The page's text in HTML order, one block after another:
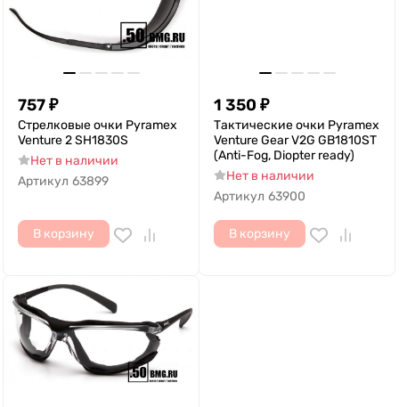
757₽
Стрелковые очки Pyramex
Venture 2 SH1830S
Нет в наличии
Артикул 63899
В корзину
1 350 ₽
Тактические очки Pyramex
Venture Gear V2G GB1810ST
(Anti-Fog, Diopter ready)
Нет в наличии
Артикул 63900
В корзину